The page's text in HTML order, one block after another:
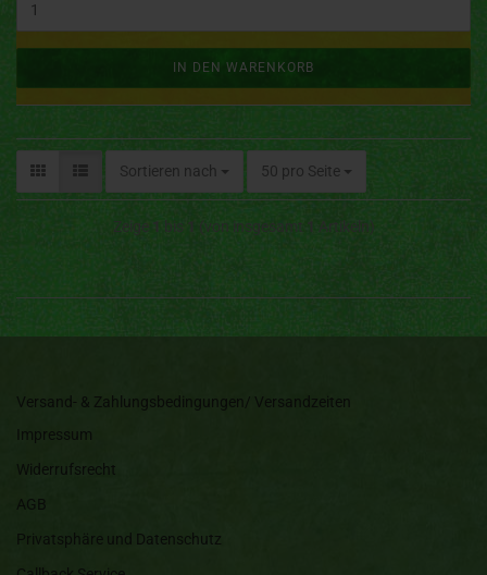
IN DEN WARENKORB
Sortieren nach 50 pro Seite
Versand- & Zahlungsbedingungen/ Versandzeiten
Impressum
Widerrufsrecht
AGB
Privatsphäre und Datenschutz